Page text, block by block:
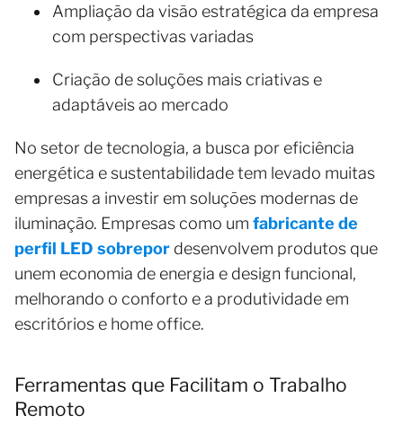
Ampliação da visão estratégica da empresa
com perspectivas variadas
Criação de soluções mais criativas e
adaptáveis ao mercado
No setor de tecnologia, a busca por eficiência
energética e sustentabilidade tem levado muitas
empresas a investir em soluções modernas de
iluminação. Empresas como um fabricante de
perfil LED sobrepor desenvolvem produtos que
unem economia de energia e design funcional,
melhorando o conforto e a produtividade em
escritórios e home office.
Ferramentas que Facilitam o Trabalho
Remoto